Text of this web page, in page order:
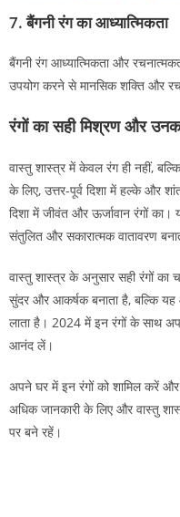
7.बैंगनी रंग का आध्यात्मिकता
बैंगनी रंग आध्यात्मिकता और
उपयोग करने से मानसिक शक्ति और
रंगों का सही मिश्रण और
वास्तु शास्त्र में केवल रंग ही नहीं,
के लिए, उत्तर-पूर्व दिशा में हल्के और
दिशा में जीवंत और ऊर्जावान रंगों
संतुलित और सकारात्मक वातावरण
वास्तु शास्त्र के अनुसार सही रंगों
सुंदर और आकर्षक बनाता है, बल्कि
लाता है। 2024 में इन रंगों के साथ
आनंद लें।
अपने घर में इन रंगों को शामिल करें
अधिक जानकारी के लिए और वास्तु
पर बने रहें।